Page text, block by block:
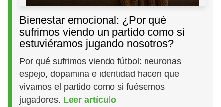
Bienestar emocional: ¿Por qué
sufrimos viendo un partido como si
estuviéramos jugando nosotros?
Por qué sufrimos viendo fútbol: neuronas
espejo, dopamina e identidad hacen que
vivamos el partido como si fuésemos
jugadores. Leer artículo